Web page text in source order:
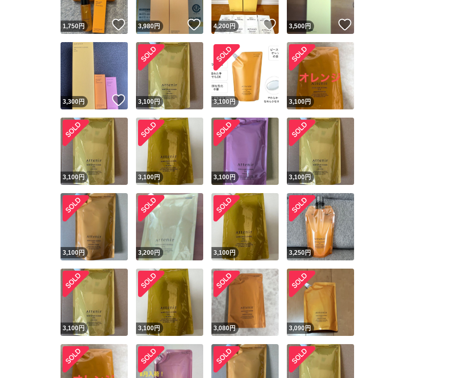
1,750円 いいね！
3,980円 いいね！
4,200 円 いいね！
3,500円
3,300円 いいね！
3,100円 3,100 円 3,100円
3,100円 3,100円 3,100円 3,100円
3,100円 3,200円 3,100円 3,250円
3,100円 3,100円 3,080円 3,090円